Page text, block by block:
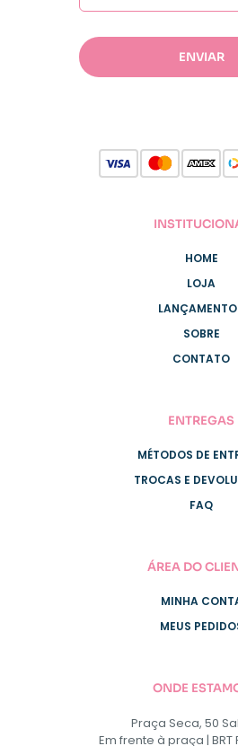
HOME
LOJA
SOBRE
CONTATO
ENTREGAS
MÉTODOS DE
TROCAS E
FAQ
ÁREA DO
MINHA
MEUS
ONDE
Praça Seca, 50
Em frente à praça |